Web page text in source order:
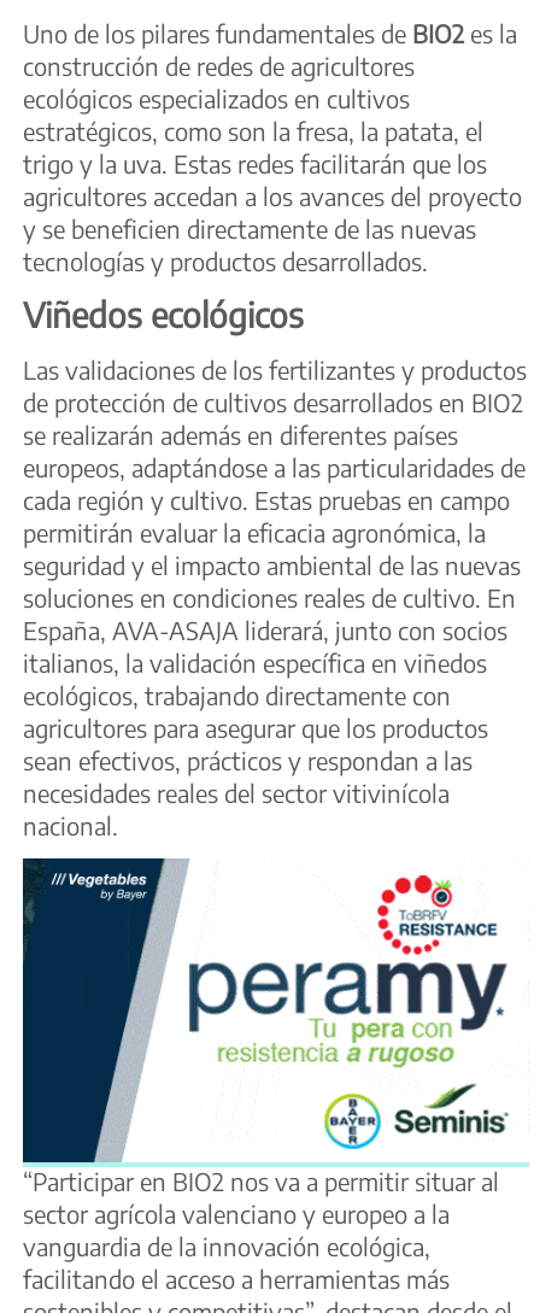
Uno de los pilares fundamentales de BIO2 es la
construcción de redes de agricultores
ecológicos especializados en cultivos
estratégicos, como son la fresa, la patata, el
trigo y la uva. Estas redes facilitarán que los
agricultores accedan a los avances del proyecto
y se beneficien directamente de las nuevas
tecnologías y productos desarrollados.
Viñedos ecológicos
Las validaciones de los fertilizantes y productos
de protección de cultivos desarrollados en BIO2
se realizarán además en diferentes países
europeos, adaptándose a las particularidades de
cada región y cultivo. Estas pruebas en campo
permitirán evaluar la eficacia agronómica, la
seguridad y el impacto ambiental de las nuevas
soluciones en condiciones reales de cultivo. En
España, AVA-ASAJA liderará, junto con socios
italianos, la validación específica en viñedos
ecológicos, trabajando directamente con
agricultores para asegurar que los productos
sean efectivos, prácticos y respondan a las
necesidades reales del sector vitivinícola
nacional.
“Participar en BIO2 nos va a permitir situar al
sector agrícola valenciano y europeo a la
vanguardia de la innovación ecológica,
facilitando el acceso a herramientas más